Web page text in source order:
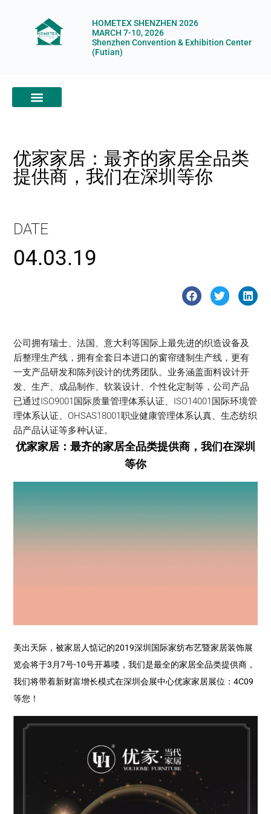
HOMETEX SHENZHEN 2026
MARCH 7-10, 2026
Shenzhen Convention & Exhibition Center
(Futian)
优家家居：最齐的家居全品类
提供商，我们在深圳等你
DATE
04.03.19
公司拥有瑞士、法国、意大利等国际上最先进的织造设备及
后整理生产线，拥有全套日本进口的窗帘缝制生产线，更有
一支产品研发和陈列设计的优秀团队。业务涵盖面料设计开
发、生产、成品制作、软装设计、个性化定制等，公司产品
已通过ISO9001国际质量管理体系认证、ISO14001国际环境管
理体系认证、OHSAS18001职业健康管理体系认真、生态纺织
品产品认证等多种认证。
优家家居：最齐的家居全品类提供商，我们在深圳
等你
美出天际，被家居人惦记的2019深圳国际家纺布艺暨家居装饰展
览会将于3月7号-10号开幕喽，我们是最全的家居全品类提供商，
我们将带着新财富增长模式在深圳会展中心优家家居展位：4C09
等您！